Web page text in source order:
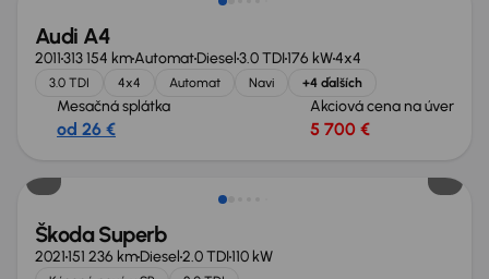
Audi A4
2011313 154 kmAutomatDiesel3.0 TDI176 kW4x4
3.0 TDI 4x4 Automat Navi +4 ďalších
Mesačná splátka
od 26 €
Akciová cena na úver
5 700 €
Škoda Superb
2021151 236 kmDiesel2.0 TDI110 kW